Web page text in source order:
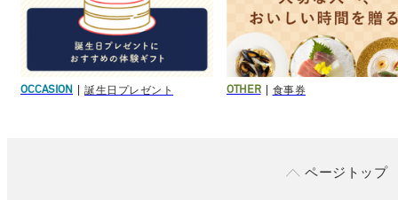
OCCASION 誕生日プレゼント OTHER 食事券
ページトップ